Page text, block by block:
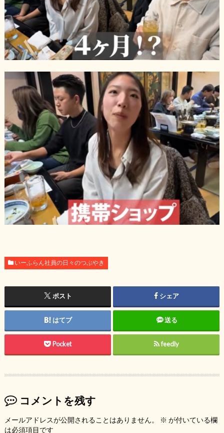
いーふらん社員の日々のつぶやき
ポスト シェア
はてブ 送る
Pocket feedly
コメントを残す
メールアドレスが公開されることはありません。 ※ が付いている欄
は必須項目です